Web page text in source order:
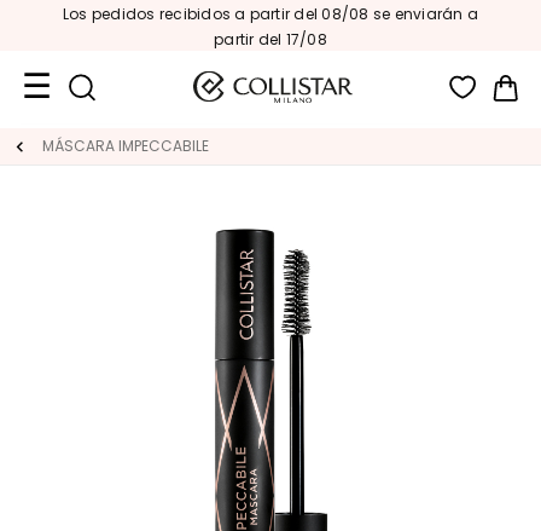
Los pedidos recibidos a partir del 08/08 se enviarán a
partir del 17/08
Mi
Formatos
MÁSCARA IMPECCABILE